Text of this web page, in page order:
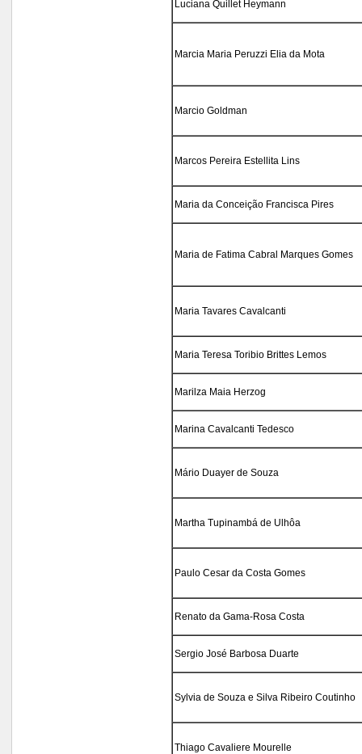
Luciana Quillet Heymann
Marcia Maria Peruzzi Elia da Mota
Marcio Goldman
Marcos Pereira Estellita Lins
Maria da Conceição Francisca Pires
Maria de Fatima Cabral Marques Gomes
Maria Tavares Cavalcanti
Maria Teresa Toribio Brittes Lemos
Marilza Maia Herzog
Marina Cavalcanti Tedesco
Mário Duayer de Souza
Martha Tupinambá de Ulhôa
Paulo Cesar da Costa Gomes
Renato da Gama-Rosa Costa
Sergio José Barbosa Duarte
Sylvia de Souza e Silva Ribeiro Coutinho
Thiago Cavaliere Mourelle